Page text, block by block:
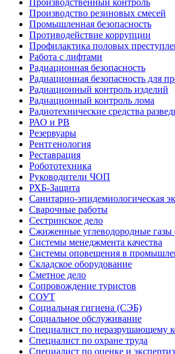
Производственный контроль
Производство резиновых смесей
Промышленная безопасность
Противодействие коррупции
Профилактика половых
Работа с лифтами
Радиационная безопасность
Радиационная безопасность для
Радиационный контроль изделий
Радиационный контроль лома
Радиотехнические средства
РАО и РВ
Резервуары
Рентгенология
Реставрация
Робототехника
Руководители ЧОП
РХБ-Защита
Санитарно-эпидемиологическая
Сварочные работы
Сестринское дело
Сжиженные углеводородные
Системы менеджмента качества
Системы оповещения в
Складское оборудование
Сметное дело
Сопровождение туристов
СОУТ
Социальная гигиена (СЭБ)
Социальное обслуживание
Специалист по неразрушающему
Специалист по охране труда
Специалист по оценке и